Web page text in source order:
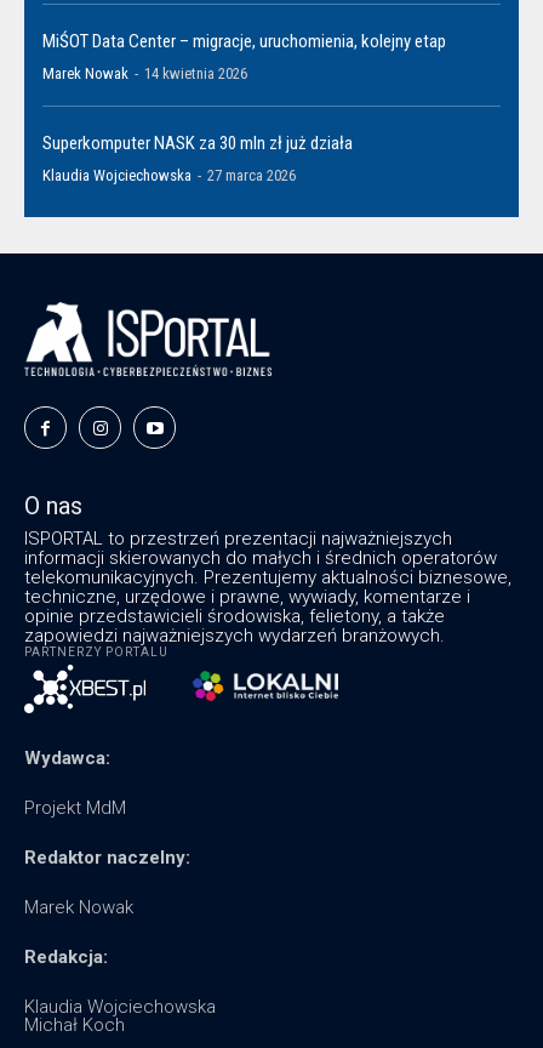
MiŚOT Data Center – migracje, uruchomienia, kolejny etap
Marek Nowak - 14 kwietnia 2026
Superkomputer NASK za 30 mln zł już działa
Klaudia Wojciechowska - 27 marca 2026
O nas
ISPORTAL to przestrzeń prezentacji najważniejszych
informacji skierowanych do małych i średnich operatorów
telekomunikacyjnych. Prezentujemy aktualności biznesowe,
techniczne, urzędowe i prawne, wywiady, komentarze i
opinie przedstawicieli środowiska, felietony, a także
zapowiedzi najważniejszych wydarzeń branżowych.
PARTNERZY PORTALU
Wydawca:
Projekt MdM
Redaktor naczelny:
Marek Nowak
Redakcja:
Klaudia Wojciechowska
Michał Koch